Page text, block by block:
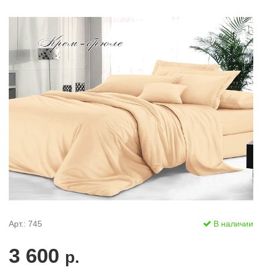
Арт.: 745 В наличии
3 600 р.